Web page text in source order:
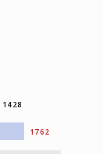
1428
1762